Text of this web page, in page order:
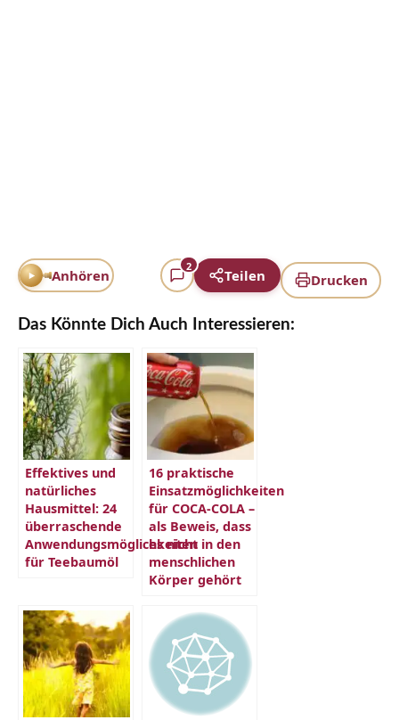
Drucken
Anhören
2
Teilen
Das Könnte Dich Auch Interessieren:
Effektives und
natürliches
Hausmittel: 24
überraschende
Anwendungsmöglichkeiten
für Teebaumöl
16 praktische
Einsatzmöglichkeiten
für COCA-COLA –
als Beweis, dass
es nicht in den
menschlichen
Körper gehört